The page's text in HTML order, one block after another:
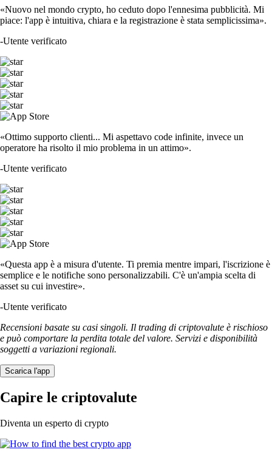
«Nuovo nel mondo crypto, ho ceduto dopo l'ennesima pubblicità. Mi
piace: l'app è intuitiva, chiara e la registrazione è stata semplicissima».
-Utente verificato
«Ottimo supporto clienti... Mi aspettavo code infinite, invece un
operatore ha risolto il mio problema in un attimo».
-Utente verificato
«Questa app è a misura d'utente. Ti premia mentre impari, l'iscrizione è
semplice e le notifiche sono personalizzabili. C'è un'ampia scelta di
asset su cui investire».
-Utente verificato
Recensioni basate su casi singoli. Il trading di criptovalute è rischioso
e può comportare la perdita totale del valore. Servizi e disponibilità
soggetti a variazioni regionali.
Scarica l'app
Capire le criptovalute
Diventa un esperto di crypto